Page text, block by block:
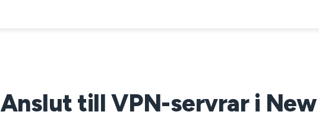
Anslut till VPN-servrar i